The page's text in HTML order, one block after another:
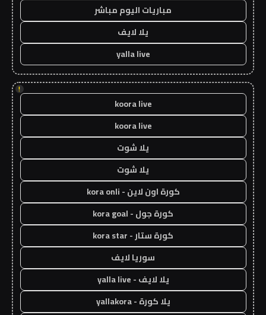
مباريات اليوم مباشر
يلا لايف
yalla live
!
koora live
koora live
يلا شوت
يلا شوت
كورة اون لاين - kora onli
كورة جول - kora goal
كورة ستار - kora star
سوريا لايف
يلا لايف - yalla live
يلا كورة - yallakora